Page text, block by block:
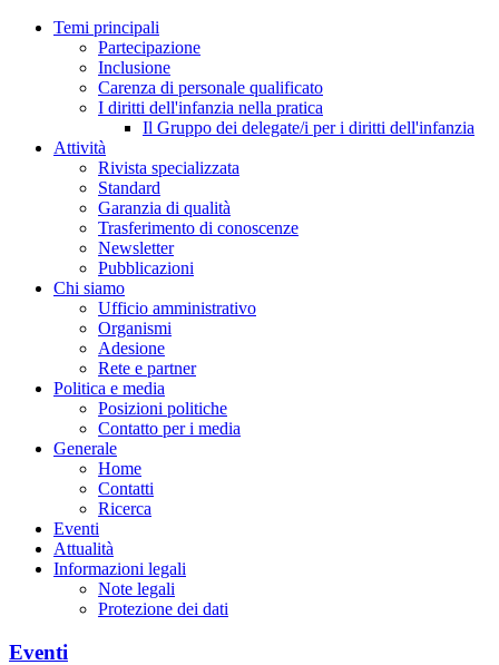
Temi principali
Partecipazione
Inclusione
Carenza di personale qualificato
I diritti dell'infanzia nella pratica
Il Gruppo dei delegate/i per i diritti dell'infanzia
Attività
Rivista specializzata
Standard
Garanzia di qualità
Trasferimento di conoscenze
Newsletter
Pubblicazioni
Chi siamo
Ufficio amministrativo
Organismi
Adesione
Rete e partner
Politica e media
Posizioni politiche
Contatto per i media
Generale
Home
Contatti
Ricerca
Eventi
Attualità
Informazioni legali
Note legali
Protezione dei dati
Eventi